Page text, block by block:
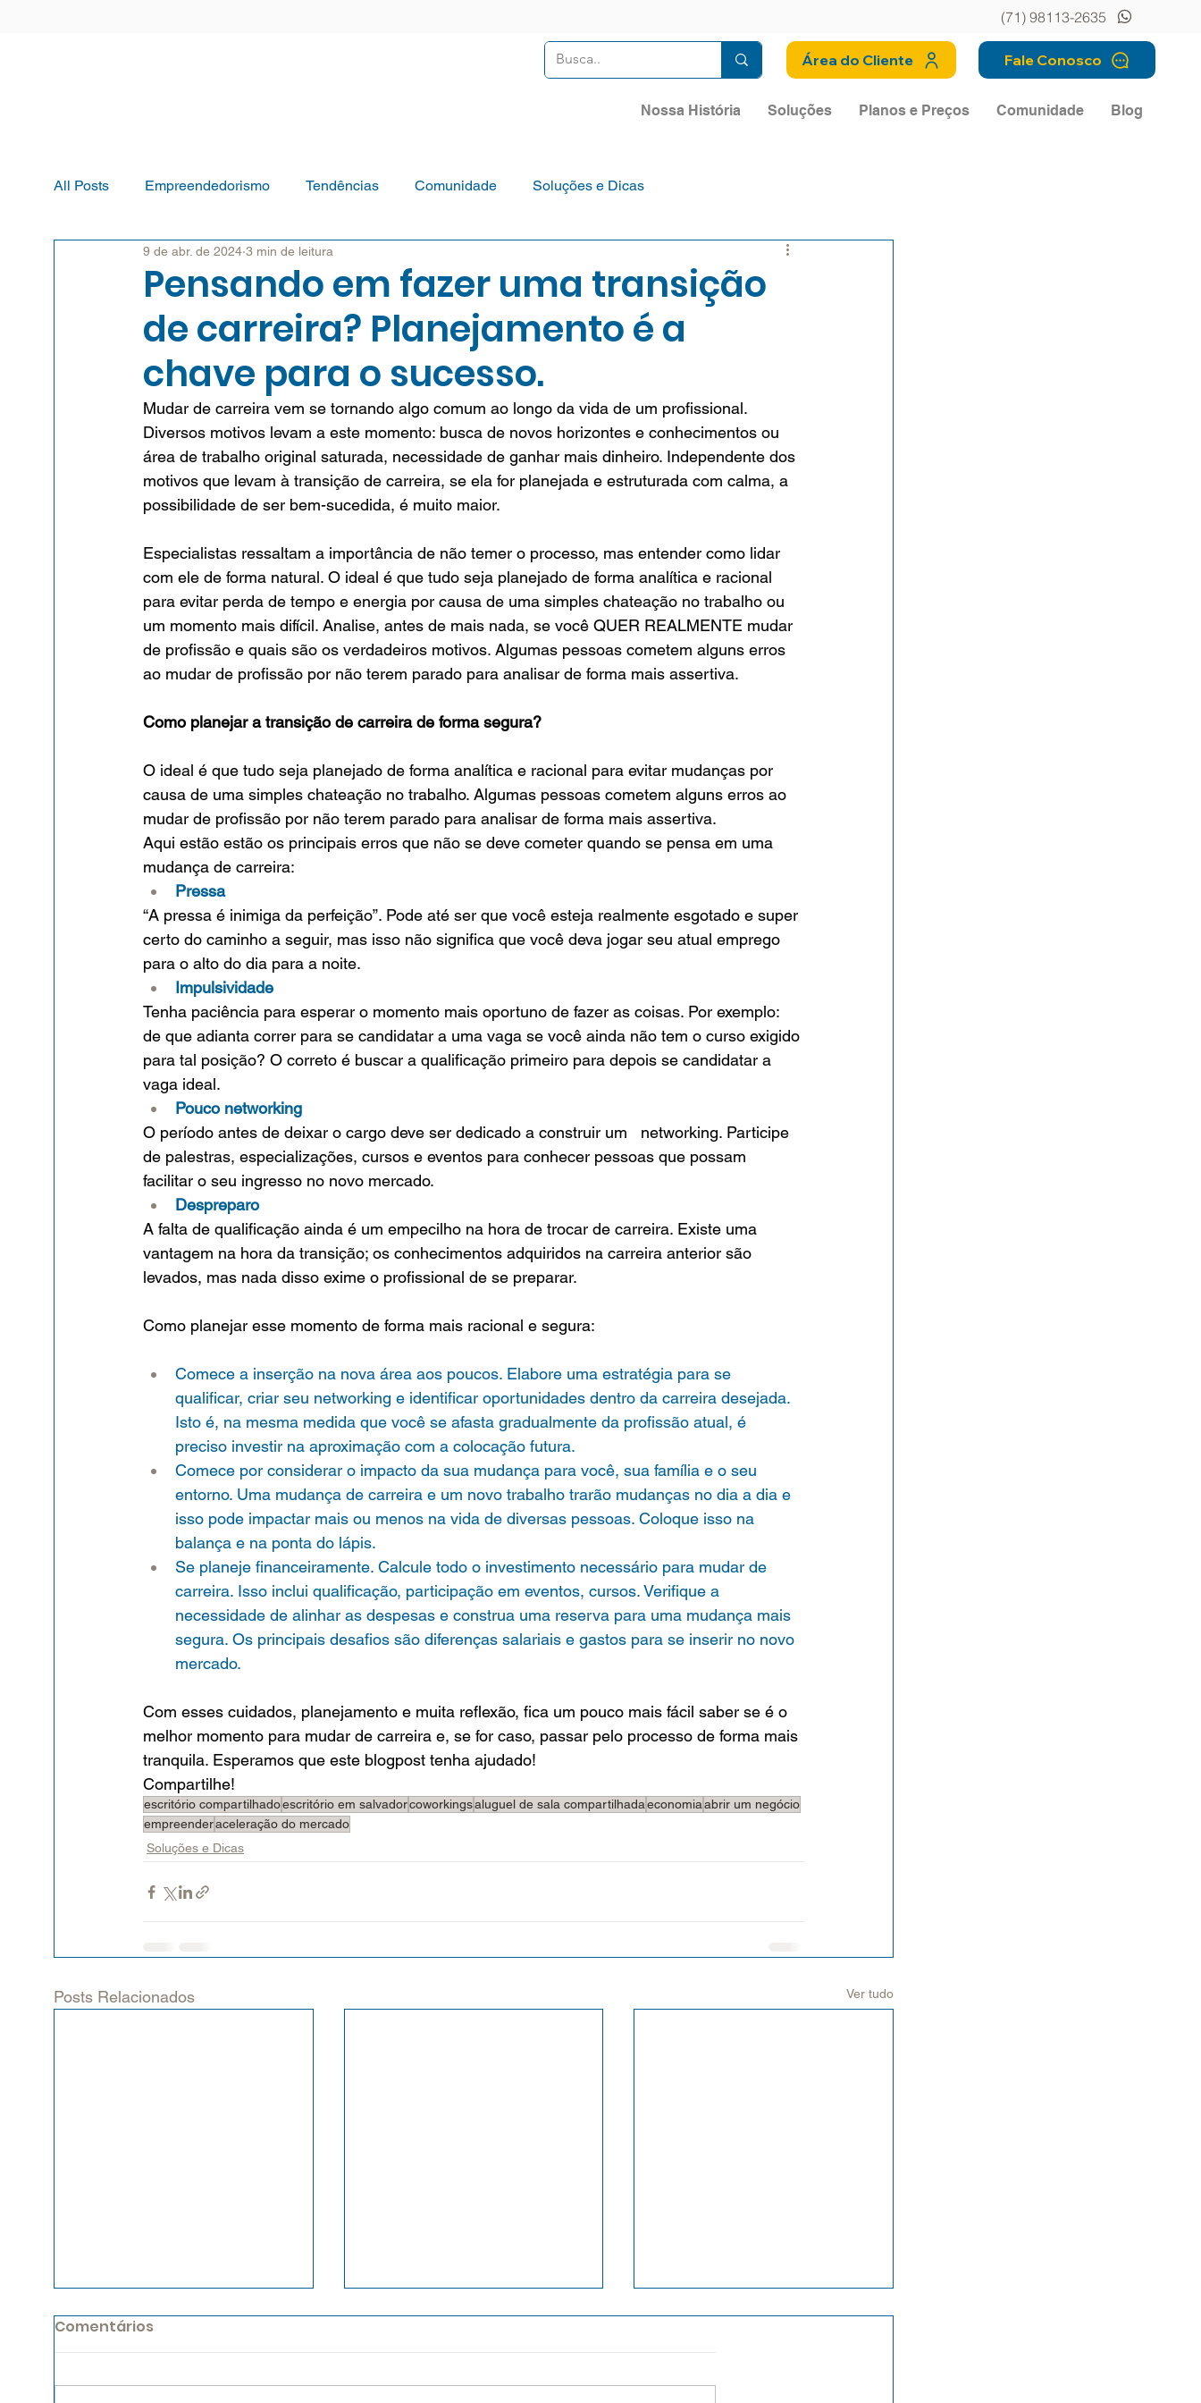
(71) 98113-2635
Área do Cliente Fale Conosco
Nossa História Soluções Planos e Preços Comunidade Blog
All Posts Empreendedorismo Tendências Comunidade Soluções e Dicas
Pensando em fazer uma transição
de carreira? Planejamento é a
chave para o sucesso.
9 de abr. de 2024 3 min de leitura
Mudar de carreira vem se tornando algo comum ao longo da vida de um profissional.
Diversos motivos levam a este momento: busca de novos horizontes e conhecimentos ou
área de trabalho original saturada, necessidade de ganhar mais dinheiro. Independente dos
motivos que levam à transição de carreira, se ela for planejada e estruturada com calma, a
possibilidade de ser bem-sucedida, é muito maior.
Especialistas ressaltam a importância de não temer o processo, mas entender como lidar
com ele de forma natural. O ideal é que tudo seja planejado de forma analítica e racional
para evitar perda de tempo e energia por causa de uma simples chateação no trabalho ou
um momento mais difícil. Analise, antes de mais nada, se você QUER REALMENTE mudar
de profissão e quais são os verdadeiros motivos. Algumas pessoas cometem alguns erros
ao mudar de profissão por não terem parado para analisar de forma mais assertiva.
Como planejar a transição de carreira de forma segura?
O ideal é que tudo seja planejado de forma analítica e racional para evitar mudanças por
causa de uma simples chateação no trabalho. Algumas pessoas cometem alguns erros ao
mudar de profissão por não terem parado para analisar de forma mais assertiva.
Aqui estão estão os principais erros que não se deve cometer quando se pensa em uma
mudança de carreira:
Pressa
“A pressa é inimiga da perfeição”. Pode até ser que você esteja realmente esgotado e super
certo do caminho a seguir, mas isso não significa que você deva jogar seu atual emprego
para o alto do dia para a noite.
Impulsividade
Tenha paciência para esperar o momento mais oportuno de fazer as coisas. Por exemplo:
de que adianta correr para se candidatar a uma vaga se você ainda não tem o curso exigido
para tal posição? O correto é buscar a qualificação primeiro para depois se candidatar a
vaga ideal.
Pouco networking
O período antes de deixar o cargo deve ser dedicado a construir um   networking. Participe
de palestras, especializações, cursos e eventos para conhecer pessoas que possam
facilitar o seu ingresso no novo mercado.
Despreparo
A falta de qualificação ainda é um empecilho na hora de trocar de carreira. Existe uma
vantagem na hora da transição; os conhecimentos adquiridos na carreira anterior são
levados, mas nada disso exime o profissional de se preparar.
Como planejar esse momento de forma mais racional e segura:
Comece a inserção na nova área aos poucos. Elabore uma estratégia para se
qualificar, criar seu networking e identificar oportunidades dentro da carreira desejada.
Isto é, na mesma medida que você se afasta gradualmente da profissão atual, é
preciso investir na aproximação com a colocação futura.
Comece por considerar o impacto da sua mudança para você, sua família e o seu
entorno. Uma mudança de carreira e um novo trabalho trarão mudanças no dia a dia e
isso pode impactar mais ou menos na vida de diversas pessoas. Coloque isso na
balança e na ponta do lápis.
Se planeje financeiramente. Calcule todo o investimento necessário para mudar de
carreira. Isso inclui qualificação, participação em eventos, cursos. Verifique a
necessidade de alinhar as despesas e construa uma reserva para uma mudança mais
segura. Os principais desafios são diferenças salariais e gastos para se inserir no novo
mercado.
Com esses cuidados, planejamento e muita reflexão, fica um pouco mais fácil saber se é o
melhor momento para mudar de carreira e, se for caso, passar pelo processo de forma mais
tranquila. Esperamos que este blogpost tenha ajudado!
Compartilhe!
escritório compartilhadoescritório em salvadorcoworkingsaluguel de sala compartilhadaeconomiaabrir um negócio
empreenderaceleração do mercado
Soluções e Dicas
Posts Relacionados Ver tudo
Comentários